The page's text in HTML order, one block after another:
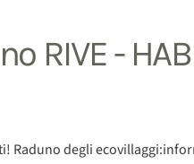
RIVE -
Raduno degli